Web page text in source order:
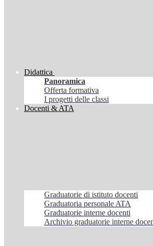
Didattica
Panoramica
Offerta formativa
I progetti delle classi
Docenti & ATA
Graduatorie di istituto docenti
Graduatoria personale ATA
Graduatorie interne docenti
Archivio graduatorie interne